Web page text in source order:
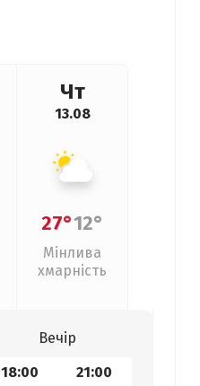
Чт
13.08
27°12°
Мінлива
хмарність
Вечір
18:00 21:00